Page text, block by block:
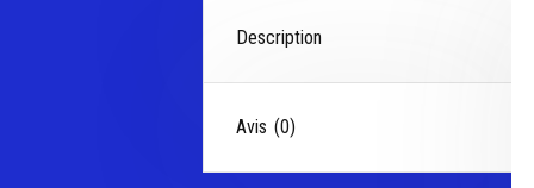
Description
Avis (0)